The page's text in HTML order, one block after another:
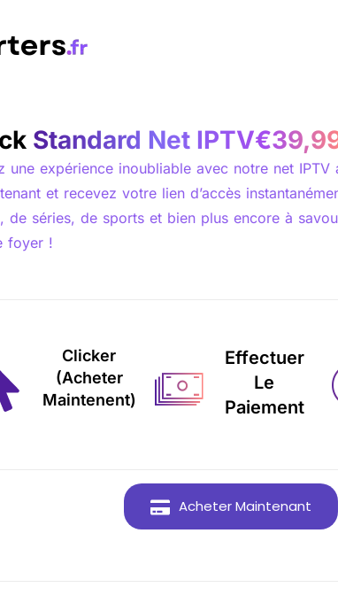
Standard Net
une expérience inoubliable avec notre net IPTV
et recevez votre lien d’accès
de séries, de sports et bien plus encore à
foyer !
Clicker
(Acheter
Maintenent)
Effectuer
Le
Paiement
Acheter Maintenant